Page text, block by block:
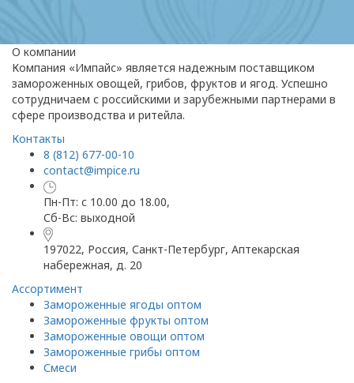
О компании
Компания «Импайс» является надежным поставщиком
замороженных овощей, грибов, фруктов и ягод. Успешно
сотрудничаем с российскими и зарубежными партнерами в
сфере производства и ритейла.
Контакты
8 (812) 677-00-10
contact@impice.ru
Пн-Пт: с 10.00 до 18.00,
Сб-Вс: выходной
197022, Россия, Санкт-Петербург, Аптекарская
набережная, д. 20
Ассортимент
Замороженные ягоды оптом
Замороженные фрукты оптом
Замороженные овощи оптом
Замороженные грибы оптом
Смеси